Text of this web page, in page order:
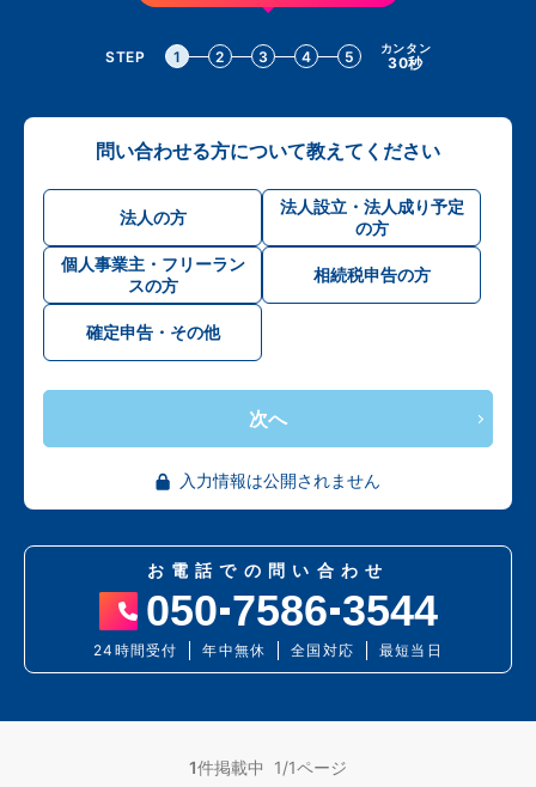
STEP 1 2 3 4 5 カンタン
30秒
問い合わせる方について教えてください
法人の方
法人設立・法人成り予定
の方
個人事業主・フリーラン
スの方
相続税申告の方
確定申告・その他
次へ
入力情報は公開されません
お電話での問い合わせ
050 7586 3544
24時間受付 年中無休 全国対応 最短当日
1件掲載中 1/1ページ